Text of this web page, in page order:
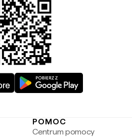
POMOC
Centrum pomocy